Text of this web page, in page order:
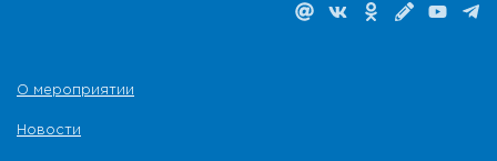
О мероприятии
Новости